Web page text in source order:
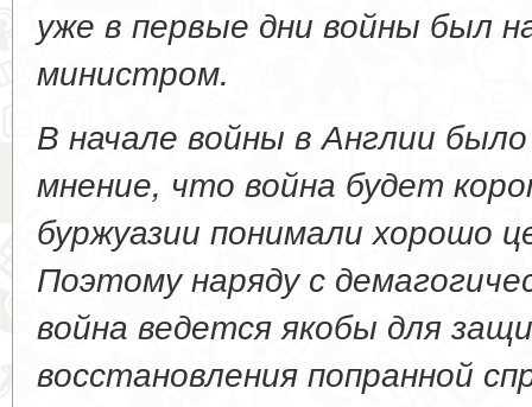
уже в первые дни войны был
министром.
В начале войны в Англии
мнение, что война будет
буржуазии понимали хорошо
Поэтому наряду с
война ведется якобы для
восстановления попранной